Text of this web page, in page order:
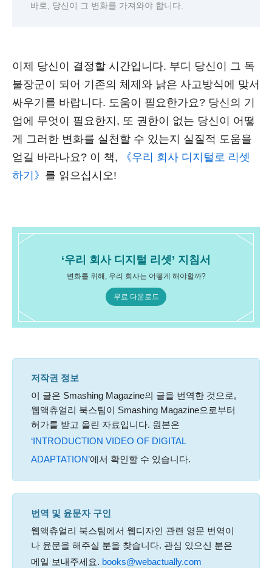
바로, 당신이 그 변화를 가져와야 합니다.
이제 당신이 결정할 시간입니다. 부디 당신이 그 독
불장군이 되어 기존의 체제와 낡은 사고방식에 맞서
싸우기를 바랍니다. 도움이 필요한가요? 당신의 기
업에 무엇이 필요한지, 또 권한이 없는 당신이 어떻
게 그러한 변화를 실천할 수 있는지 실질적 도움을
얻길 바라나요? 이 책,
《우리 회사 디지털로 리셋
하기》 를 읽으십시오!
‘우리 회사 디지털 리셋’ 지침서
변화를 위해, 우리 회사는 어떻게 해야할까?
무료 다운로드
저작권 정보
이 글은 Smashing Magazine의 글을 번역한 것으로,
웹액츄얼리 북스팀이 Smashing Magazine으로부터
허가를 받고 올린 자료입니다. 원본은
‘INTRODUCTION VIDEO OF DIGITAL
ADAPTATION’에서 확인할 수 있습니다.
번역 및 윤문자 구인
웹액츄얼리 북스팀에서 웹디자인 관련 영문 번역이
나 윤문을 해주실 분을 찾습니다. 관심 있으신 분은
메일 보내주세요. books@webactually.com